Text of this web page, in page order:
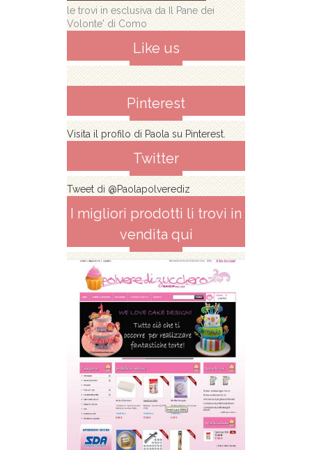
le trovi in esclusiva da Il Pane dei
Volonte' di Como
Like us
Pinterest
Visita il profilo di Paola su Pinterest.
Twitter
Tweet di @Paolapolverediz
I migliori prodotti li trovi in
vendita qui